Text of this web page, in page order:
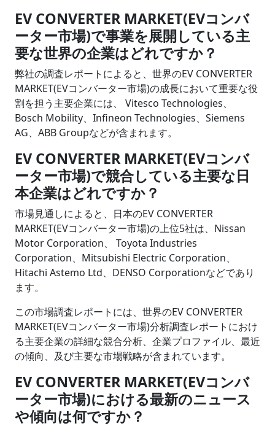
EV CONVERTER MARKET(EVコンバ
ーター市場)で事業を展開している主
要な世界の企業はどれですか？
弊社の調査レポートによると、世界のEV CONVERTER
MARKET(EVコンバーター市場)の成長において重要な役
割を担う主要企業には、 Vitesco Technologies、
Bosch Mobility、Infineon Technologies、Siemens
AG、ABB Groupなどが含まれます。
EV CONVERTER MARKET(EVコンバ
ーター市場)で競合している主要な日
本企業はどれですか？
市場見通しによると、日本のEV CONVERTER
MARKET(EVコンバーター市場)の上位5社は、Nissan
Motor Corporation、 Toyota Industries
Corporation、Mitsubishi Electric Corporation、
Hitachi Astemo Ltd、DENSO Corporationなどであり
ます。
この市場調査レポートには、世界のEV CONVERTER
MARKET(EVコンバーター市場)分析調査レポートにおけ
る主要企業の詳細な競合分析、企業プロファイル、最近
の傾向、及び主要な市場戦略が含まれています。
EV CONVERTER MARKET(EVコンバ
ーター市場)における最新のニュース
や傾向は何ですか？